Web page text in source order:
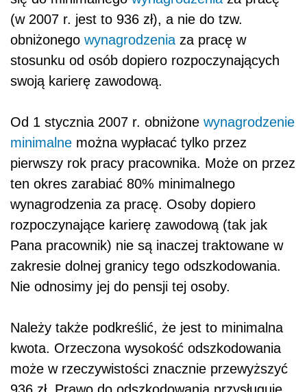
(w 2007 r. jest to 936 zł), a nie do tzw.
obniżonego wynagrodzenia za pracę w
stosunku od osób dopiero rozpoczynających
swoją karierę zawodową.
Od 1 stycznia 2007 r. obniżone wynagrodzenie
minimalne można wypłacać tylko przez
pierwszy rok pracy pracownika. Może on przez
ten okres zarabiać 80% minimalnego
wynagrodzenia za pracę. Osoby dopiero
rozpoczynające karierę zawodową (tak jak
Pana pracownik) nie są inaczej traktowane w
zakresie dolnej granicy tego odszkodowania.
Nie odnosimy jej do pensji tej osoby.
Należy także podkreślić, że jest to minimalna
kwota. Orzeczona wysokość odszkodowania
może w rzeczywistości znacznie przewyższyć